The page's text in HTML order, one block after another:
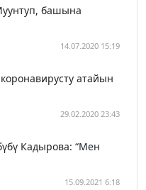
башына
14.07.2020 15:19
атайын
29.02.2020 23:43
Кадырова: “Мен
15.09.2021 6:18